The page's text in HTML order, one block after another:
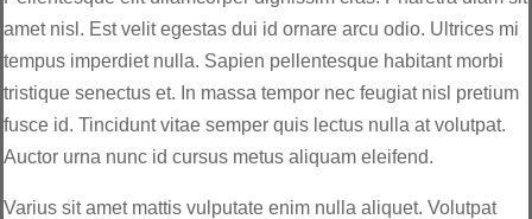
amet nisl. Est velit egestas dui id ornare arcu odio. Ultrices mi
tempus imperdiet nulla. Sapien pellentesque habitant morbi
tristique senectus et. In massa tempor nec feugiat nisl pretium
fusce id. Tincidunt vitae semper quis lectus nulla at volutpat.
Auctor urna nunc id cursus metus aliquam eleifend.
Varius sit amet mattis vulputate enim nulla aliquet. Volutpat